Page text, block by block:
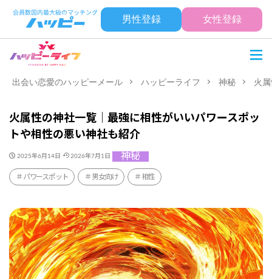
男性登録 女性登録
出会い恋愛のハッピーメール ハッピーライフ 神秘 火
火属性の神社一覧｜最強に相性がいいパワースポッ
トや相性の悪い神社も紹介
2025年6月14日 2026年7月1日 神秘
パワースポット 男女向け 相性